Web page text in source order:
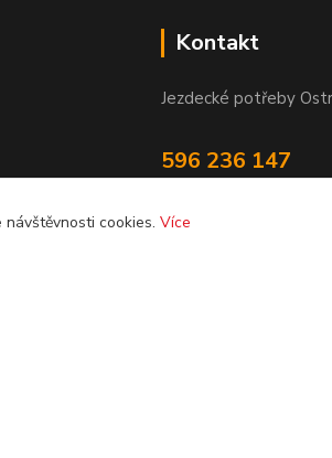
Kontakt
Jezdecké potřeby
596 236 147
cookies. Více